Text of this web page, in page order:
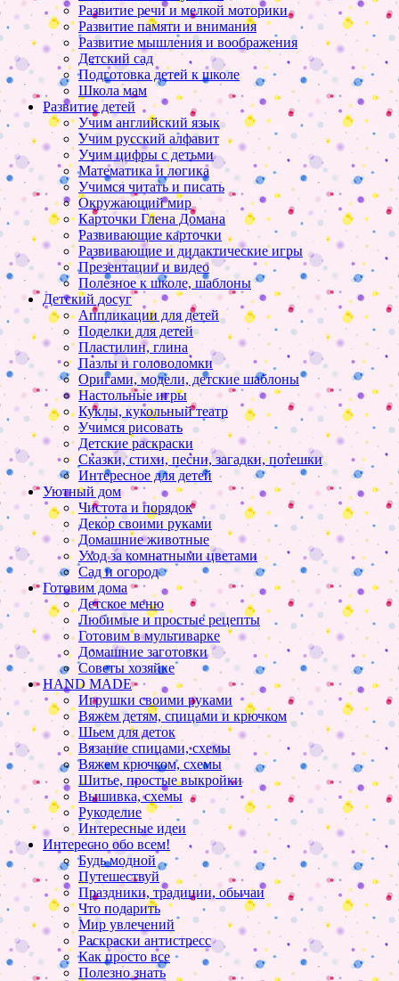
Развитие речи и мелкой моторики
Развитие памяти и внимания
Развитие мышления и воображения
Детский сад
Подготовка детей к школе
Школа мам
Развитие детей
Учим английский язык
Учим русский алфавит
Учим цифры с детьми
Математика и логика
Учимся читать и писать
Окружающий мир
Карточки Глена Домана
Развивающие карточки
Развивающие и дидактические игры
Презентации и видео
Полезное к школе, шаблоны
Детский досуг
Аппликации для детей
Поделки для детей
Пластилин, глина
Пазлы и головоломки
Оригами, модели, детские шаблоны
Настольные игры
Куклы, кукольный театр
Учимся рисовать
Детские раскраски
Сказки, стихи, песни, загадки, потешки
Интересное для детей
Уютный дом
Чистота и порядок
Декор своими руками
Домашние животные
Уход за комнатными цветами
Сад и огород
Готовим дома
Детское меню
Любимые и простые рецепты
Готовим в мультиварке
Домашние заготовки
Советы хозяйке
HAND MADE
Игрушки своими руками
Вяжем детям, спицами и крючком
Шьем для деток
Вязание спицами, схемы
Вяжем крючком, схемы
Шитье, простые выкройки
Вышивка, схемы
Рукоделие
Интересные идеи
Интересно обо всем!
Будь модной
Путешествуй
Праздники, традиции, обычаи
Что подарить
Мир увлечений
Раскраски антистресс
Как просто все
Полезно знать